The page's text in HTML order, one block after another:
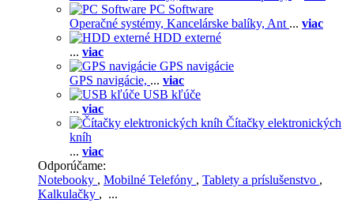
PC Software
Operačné systémy, Kancelárske balíky, Ant ... viac
HDD externé
... viac
GPS navigácie
GPS navigácie, ... viac
USB kľúče
... viac
Čítačky elektronických
kníh
... viac
Odporúčame:
Notebooky , Mobilné Telefóny , Tablety a príslušenstvo ,
Kalkulačky , ...